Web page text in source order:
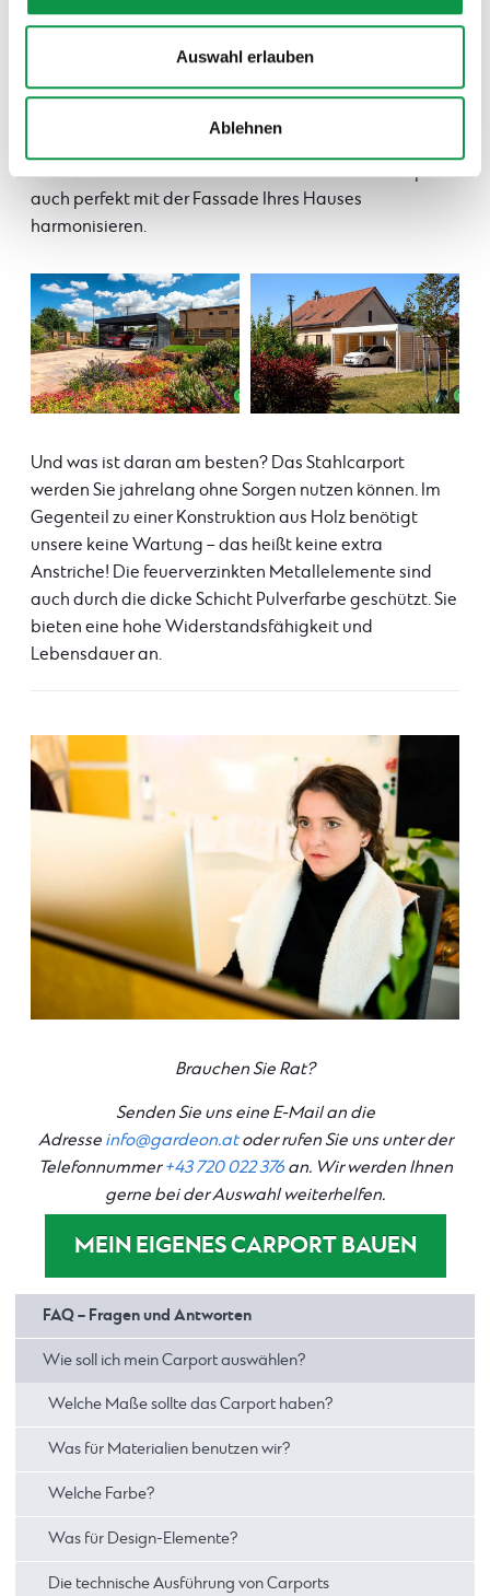
Auswahl erlauben
Ablehnen
Auf den Gesamteindruck haben natürlich auch die
Wandausfüllungen eine Wirkung –die Carports von
GARDEONbieten Ihnen Wandausfüllungen aus
horizontalen Metalllatten an, die in 4 verschieden
anthrazit und weißes Aluminium.So kann das Carport
auch perfekt mit der Fassade Ihres Hauses
harmonisieren.
Und was ist daran am besten? Das Stahlcarport
werden Sie jahrelang ohne Sorgen nutzen können. Im
Gegenteil zu einer Konstruktion aus Holz benötigt
unsere keine Wartung – das heißt keine extra
Anstriche! Die feuerverzinkten Metallelemente sind
auch durch die dicke Schicht Pulverfarbe geschützt. Sie
bieten eine hohe Widerstandsfähigkeit und
Lebensdauer an.
Brauchen Sie Rat?
Senden Sie uns eine E-Mail an die
Adresse info@gardeon.atoder rufen Sie uns unter der
Telefonnummer+43 720 022 376an. Wir werden Ihnen
gerne bei der Auswahl weiterhelfen.
MEIN EIGENES CARPORT BAUEN
FAQ – Fragen und Antworten
Wie soll ich mein Carport auswählen?
Welche Maße sollte das Carport haben?
Was für Materialien benutzen wir?
Welche Farbe?
Was für Design-Elemente?
Die technische Ausführung von Carports